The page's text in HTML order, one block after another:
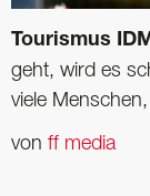
Tourismus
geht, wird es
viele
von ff media